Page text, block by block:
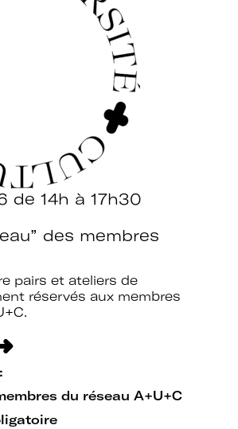
d’informations suivies et
sur l’action culturelle dans
spécifique de l’enseignement
de temps de rencontre et
avec les acteurs des
culturelles dans les
et avec des
professionnels extérieurs.
d’un réseau qui assure
et le relais avec d’autres
professionnels, le ministère de
supérieur et de la
le ministère de la Culture
Universités.
à des actions collectives qui
de faire progresser la
culturelles dans les
de 14h à 17h30
des membres
pairs et ateliers de
réservés aux membres
du réseau A+U+C